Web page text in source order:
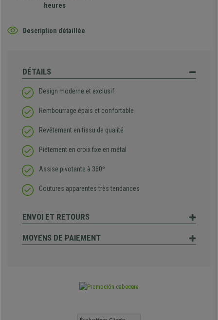
heures
Description détaillée
DÉTAILS
Design moderne et exclusif
Rembourrage épais et confortable
Revêtement en tissu de qualité
Piétement en croix fixe en métal
Assise pivotante à 360º
Coutures apparentes très tendances
ENVOI ET RETOURS
MOYENS DE PAIEMENT